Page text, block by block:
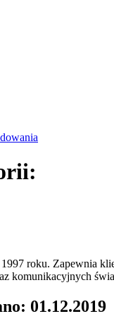
roku. Zapewnia
komunikacyjnych
01.12.2019